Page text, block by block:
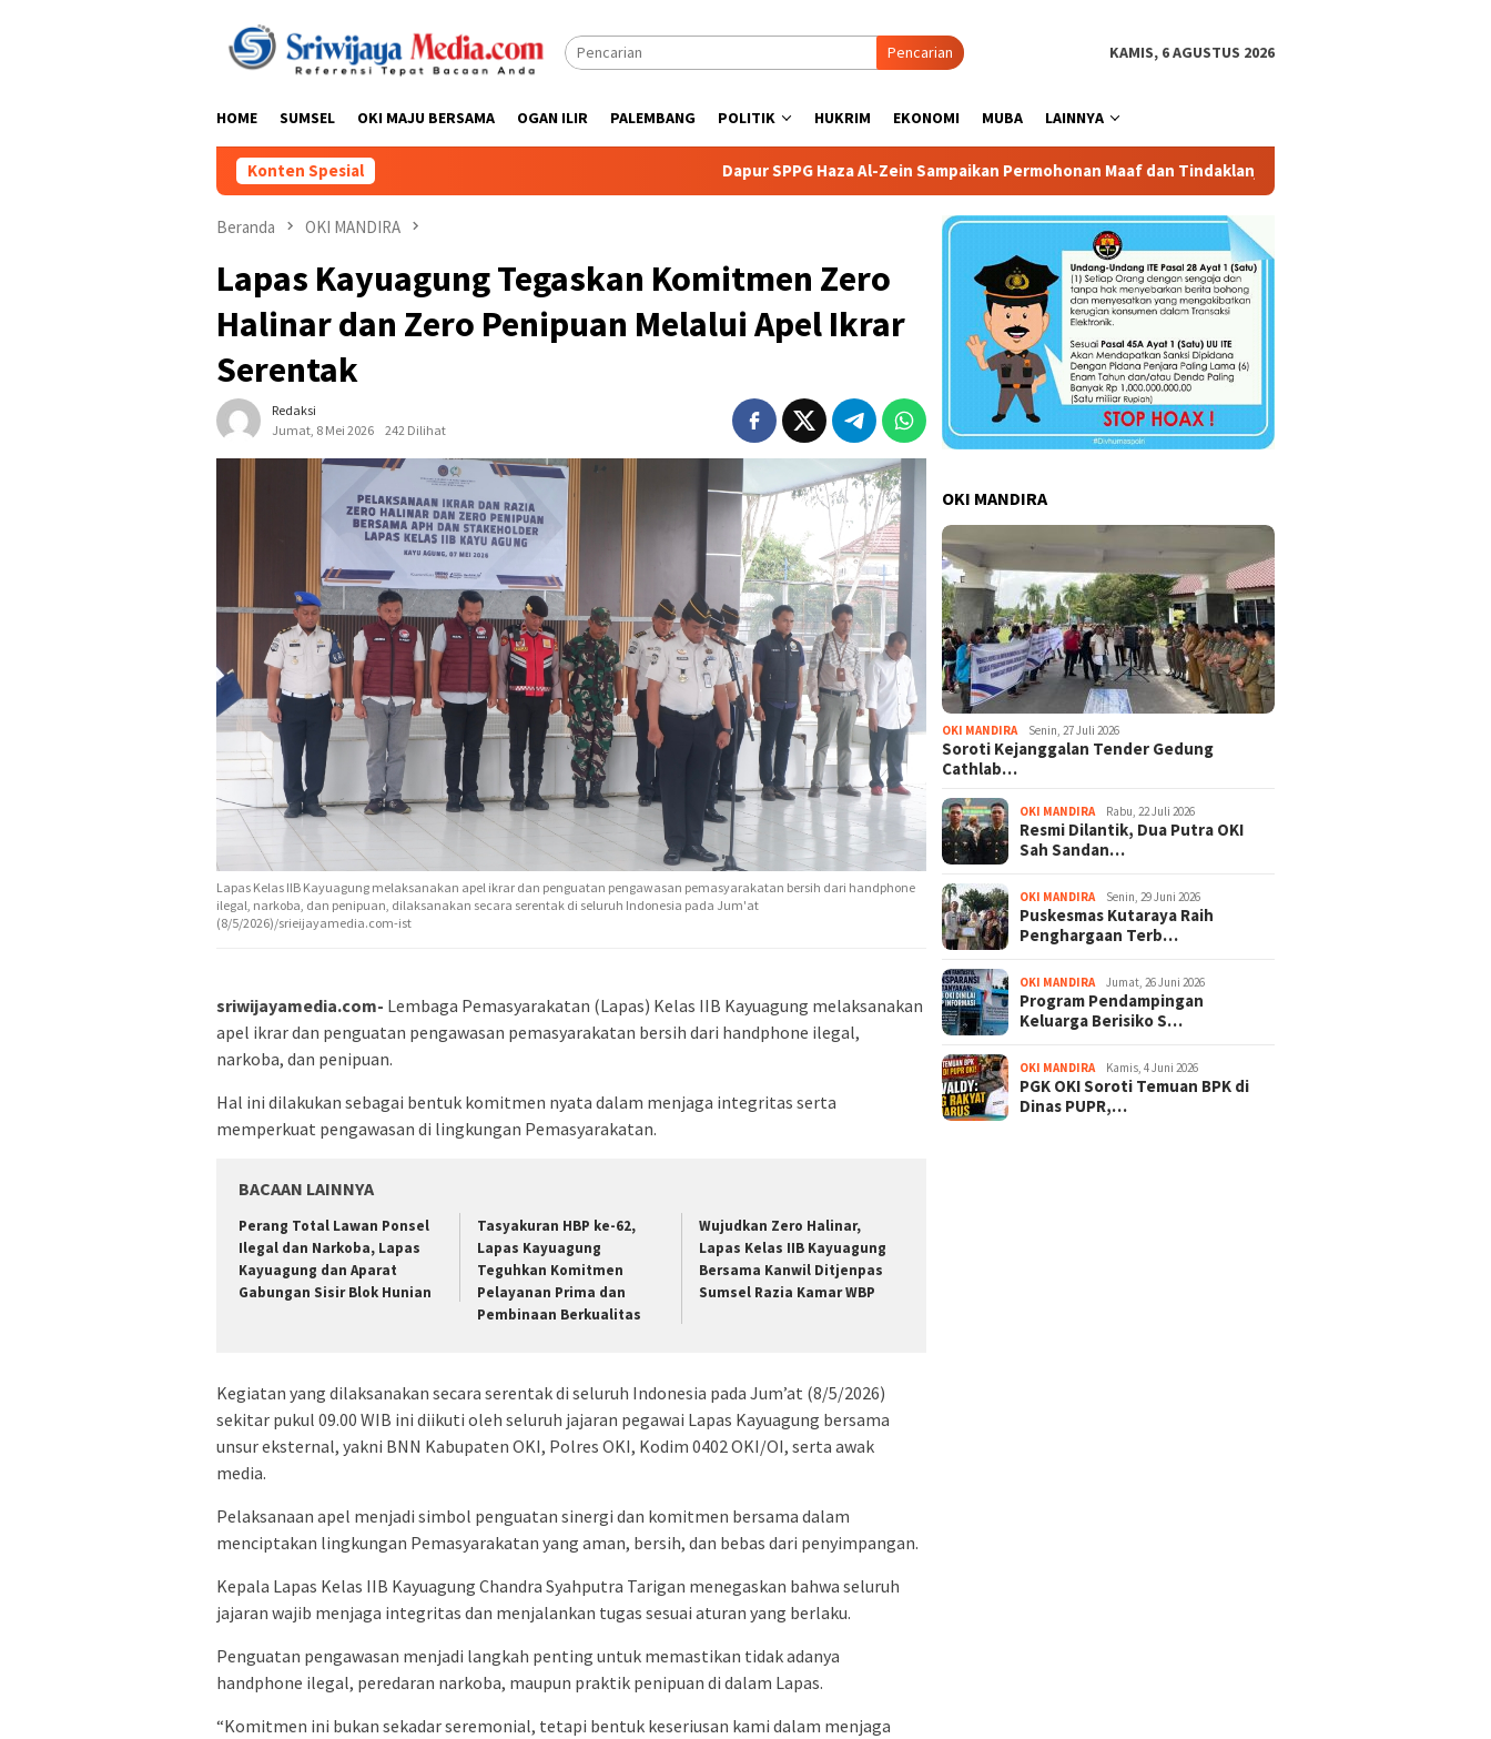
Pencarian KAMIS, 6 AGUSTUS 2026
HOME SUMSEL OKI MAJU BERSAMA OGAN ILIR PALEMBANG POLITIK HUKRIM EKONOMI MUBA LAINNYA
Konten Spesial Dapur SPPG Haza Al-Zein Sampaikan Permohonan Maaf dan Tindaklanjuti laporan Jalin Sinergi, UM Palembang dan
Beranda OKI MANDIRA
Lapas Kayuagung Tegaskan Komitmen Zero
Halinar dan Zero Penipuan Melalui Apel Ikrar
Serentak
Redaksi
Jumat, 8 Mei 2026
242 Dilihat
Lapas Kelas IIB Kayuagung melaksanakan apel ikrar dan penguatan pengawasan pemasyarakatan bersih dari handphone
ilegal, narkoba, dan penipuan, dilaksanakan secara serentak di seluruh Indonesia pada Jum'at
(8/5/2026)/srieijayamedia.com-ist
sriwijayamedia.com- Lembaga Pemasyarakatan (Lapas) Kelas IIB Kayuagung melaksanakan
apel ikrar dan penguatan pengawasan pemasyarakatan bersih dari handphone ilegal,
narkoba, dan penipuan.
Hal ini dilakukan sebagai bentuk komitmen nyata dalam menjaga integritas serta
memperkuat pengawasan di lingkungan Pemasyarakatan.
BACAAN LAINNYA
Perang Total Lawan Ponsel
Ilegal dan Narkoba, Lapas
Kayuagung dan Aparat
Gabungan Sisir Blok Hunian
Tasyakuran HBP ke-62,
Lapas Kayuagung
Teguhkan Komitmen
Pelayanan Prima dan
Pembinaan Berkualitas
Wujudkan Zero Halinar,
Lapas Kelas IIB Kayuagung
Bersama Kanwil Ditjenpas
Sumsel Razia Kamar WBP
Kegiatan yang dilaksanakan secara serentak di seluruh Indonesia pada Jum’at (8/5/2026)
sekitar pukul 09.00 WIB ini diikuti oleh seluruh jajaran pegawai Lapas Kayuagung bersama
unsur eksternal, yakni BNN Kabupaten OKI, Polres OKI, Kodim 0402 OKI/OI, serta awak
media.
Pelaksanaan apel menjadi simbol penguatan sinergi dan komitmen bersama dalam
menciptakan lingkungan Pemasyarakatan yang aman, bersih, dan bebas dari penyimpangan.
Kepala Lapas Kelas IIB Kayuagung Chandra Syahputra Tarigan menegaskan bahwa seluruh
jajaran wajib menjaga integritas dan menjalankan tugas sesuai aturan yang berlaku.
Penguatan pengawasan menjadi langkah penting untuk memastikan tidak adanya
handphone ilegal, peredaran narkoba, maupun praktik penipuan di dalam Lapas.
“Komitmen ini bukan sekadar seremonial, tetapi bentuk keseriusan kami dalam menjaga
OKI MANDIRA
OKI MANDIRA Senin, 27 Juli 2026
Soroti Kejanggalan Tender Gedung
Cathlab…
OKI MANDIRA Rabu, 22 Juli 2026
Resmi Dilantik, Dua Putra OKI
Sah Sandan…
OKI MANDIRA Senin, 29 Juni 2026
Puskesmas Kutaraya Raih
Penghargaan Terb…
OKI MANDIRA Jumat, 26 Juni 2026
Program Pendampingan
Keluarga Berisiko S…
OKI MANDIRA Kamis, 4 Juni 2026
PGK OKI Soroti Temuan BPK di
Dinas PUPR,…